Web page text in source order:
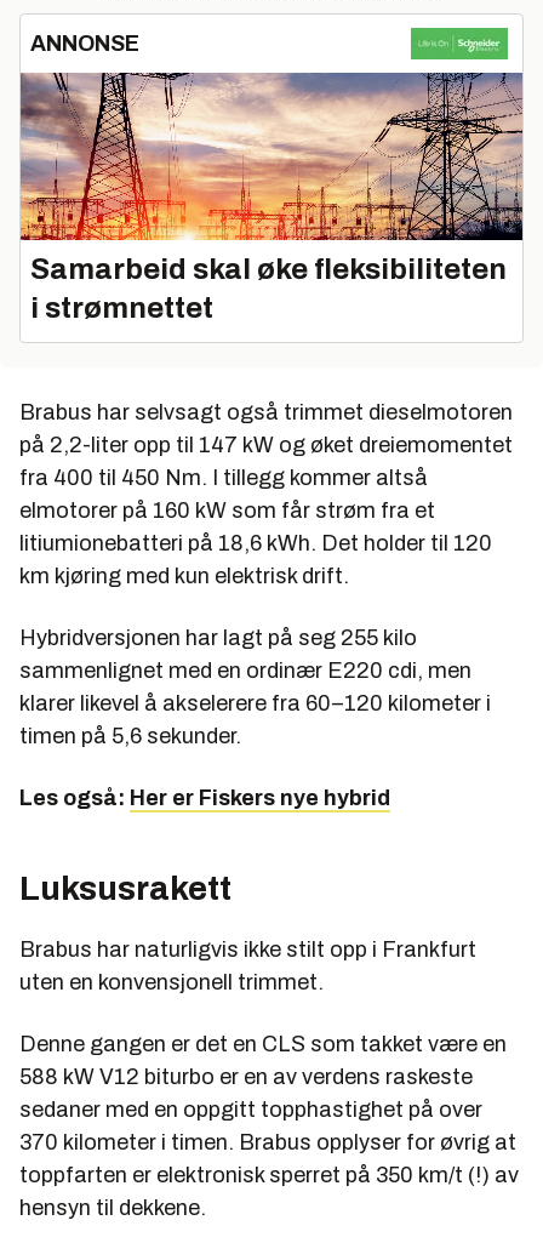
ANNONSE
Samarbeid skal øke fleksibiliteten
i strømnettet
Brabus har selvsagt også trimmet dieselmotoren
på 2,2-liter opp til 147 kW og øket dreiemomentet
fra 400 til 450 Nm. I tillegg kommer altså
elmotorer på 160 kW som får strøm fra et
litiumionebatteri på 18,6 kWh. Det holder til 120
km kjøring med kun elektrisk drift.
Hybridversjonen har lagt på seg 255 kilo
sammenlignet med en ordinær E220 cdi, men
klarer likevel å akselerere fra 60–120 kilometer i
timen på 5,6 sekunder.
Les også: Her er Fiskers nye hybrid
Luksusrakett
Brabus har naturligvis ikke stilt opp i Frankfurt
uten en konvensjonell trimmet.
Denne gangen er det en CLS som takket være en
588 kW V12 biturbo er en av verdens raskeste
sedaner med en oppgitt topphastighet på over
370 kilometer i timen. Brabus opplyser for øvrig at
toppfarten er elektronisk sperret på 350 km/t (!) av
hensyn til dekkene.